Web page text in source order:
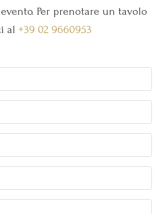
Per prenotare un tavolo
al +39 02 9660953